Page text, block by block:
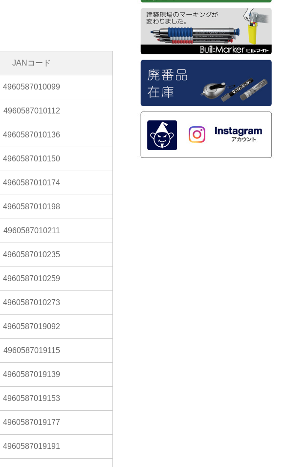
JANコード
4960587010099
4960587010112
4960587010136
4960587010150
4960587010174
4960587010198
4960587010211
4960587010235
4960587010259
4960587010273
4960587019092
4960587019115
4960587019139
4960587019153
4960587019177
4960587019191